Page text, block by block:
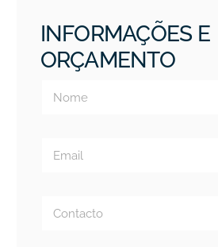
INFORMAÇÕES E
ORÇAMENTO